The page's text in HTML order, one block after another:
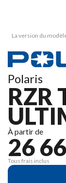
La version du
Polaris
RZR
À partir de
26
Tous frais inclus